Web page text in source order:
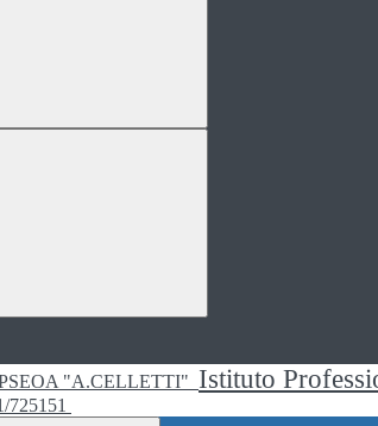
"A.CELLETTI" Istituto
725151